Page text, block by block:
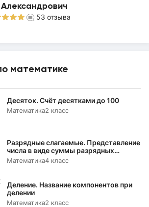
53 отзыва
математике
Десяток. Счёт десятками до 100
Математика2 класс
Разрядные слагаемые. Представление
числа в виде суммы разрядных
слагаемых
Математика4 класс
Деление. Название компонентов при
делении
Математика2 класс